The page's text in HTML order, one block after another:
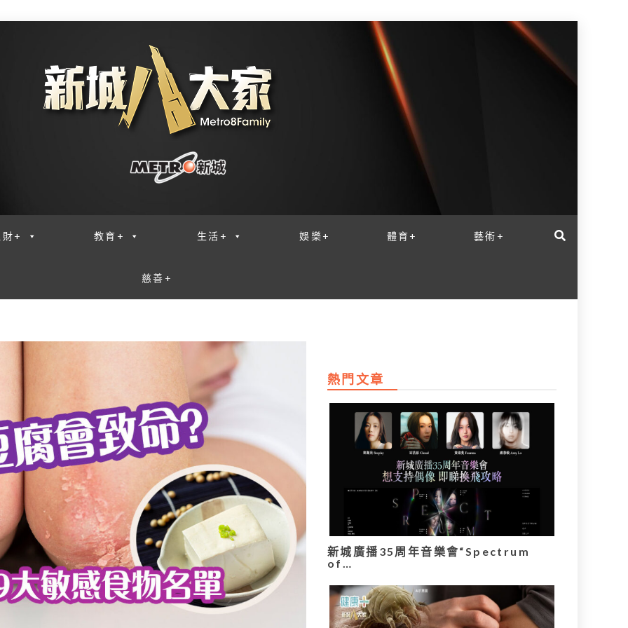
財+ 教育+ 生活+ 娛樂+ 體育+ 藝術+
慈善+
熱門文章
新城廣播35周年音樂會“Spectrum
of…